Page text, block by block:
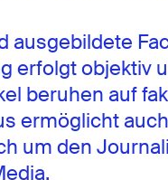
ausgebildete
erfolgt objektiv
beruhen auf
ermöglicht
um den